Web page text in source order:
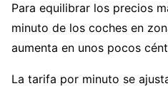
Para equilibrar los precios
minuto de los coches en
aumenta en unos pocos
La tarifa por minuto se